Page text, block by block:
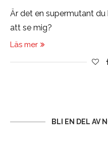
Är det en supermutant du
att se mig?
Läs mer
BLI EN DEL AV